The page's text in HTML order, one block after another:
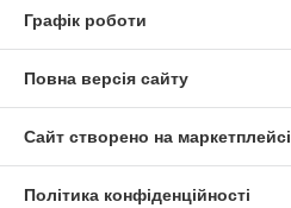
Графік роботи
Повна версія сайту
Сайт створено на маркетплейсі
Політика конфіденційності